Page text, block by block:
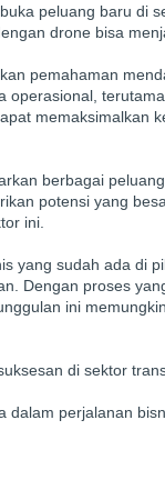
peluang baru di
drone bisa
pemahaman
operasional,
memaksimalkan
berbagai
potensi yang
ini.
yang sudah ada di
Dengan proses
ini
di sektor
dalam perjalanan